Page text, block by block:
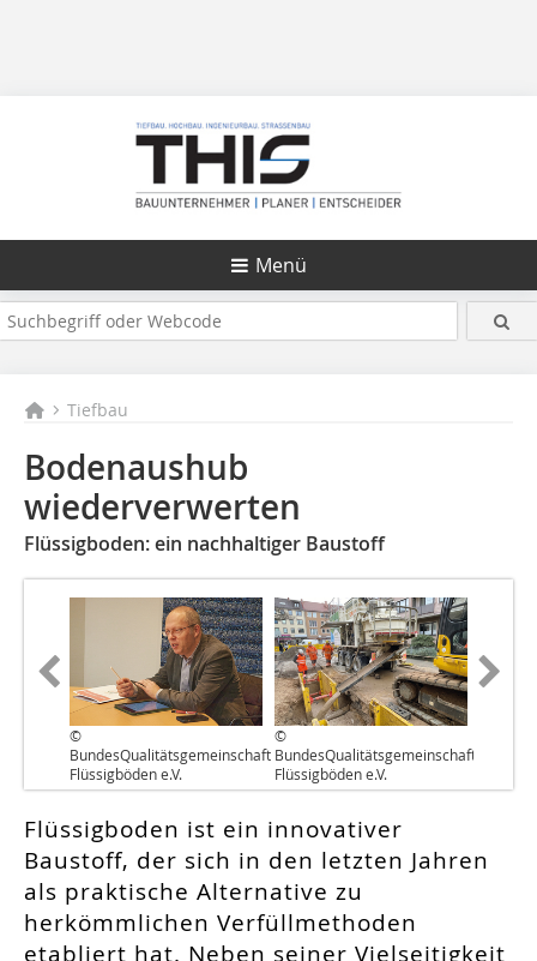
Menü
Tiefbau
Bodenaushub
wiederverwerten
Flüssigboden: ein nachhaltiger Baustoff
©
BundesQualitätsgemeinschaft
Flüssigböden e.V.
©
BundesQualitätsgemeinschaft
Flüssigböden e.V.
Flüssigboden ist ein innovativer
Baustoff, der sich in den letzten Jahren
als praktische Alternative zu
herkömmlichen Verfüllmethoden
etabliert hat. Neben seiner Vielseitigkeit